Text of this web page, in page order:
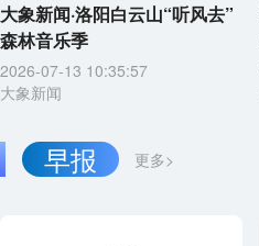
大象新闻·洛阳白云山“听风去”
森林音乐季
2026-07-13 10:35:57
大象新闻
更多>
早报